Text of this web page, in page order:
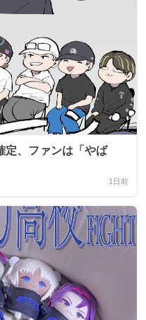
定、ファンは「やば
1日前